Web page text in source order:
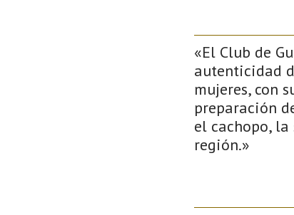
«El Club de
autenticidad
mujeres, con
preparación
el cachopo,
región.»